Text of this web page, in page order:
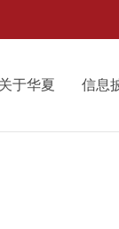
关于华夏 信息